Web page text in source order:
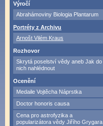
Výročí
Abrahámoviny Biologia Plantarum
Portréty z Archivu
Arnošt Vilém Kraus
Rozhovor
Skrytá poselství vědy aneb Jak do
nich nahlédnout
Ocenění
Medaile Vojtěcha Náprstka
Doctor honoris causa
Cena pro astrofyzika a
popularizátora vědy Jiřího Grygara